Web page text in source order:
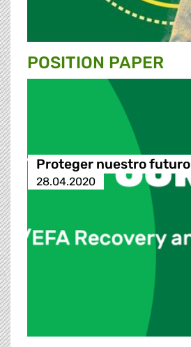
POSITION PAPER
Proteger nuestro futuro
28.04.2020